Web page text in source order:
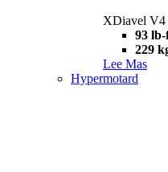
XDiavel V4
93
229
Lee Mas
Hypermotard